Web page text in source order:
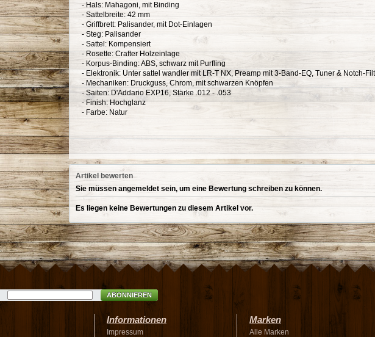
- Hals: Mahagoni, mit Binding
- Sattelbreite: 42 mm
- Griffbrett: Palisander, mit Dot-Einlagen
- Steg: Palisander
- Sattel: Kompensiert
- Rosette: Crafter Holzeinlage
- Korpus-Binding: ABS, schwarz mit Purfling
- Elektronik: Unter sattel wandler mit LR-T NX, Preamp mit 3-Band-EQ, Tuner & Notch-
- Mechaniken: Druckguss, Chrom, mit schwarzen Knöpfen
- Saiten: D'Addario EXP16, Stärke .012 - .053
- Finish: Hochglanz
- Farbe: Natur
Artikel bewerten
Sie müssen angemeldet sein, um eine Bewertung schreiben zu können.
Es liegen keine Bewertungen zu diesem Artikel vor.
ABONNIEREN
Informationen
Impressum
Marken
Alle Marken